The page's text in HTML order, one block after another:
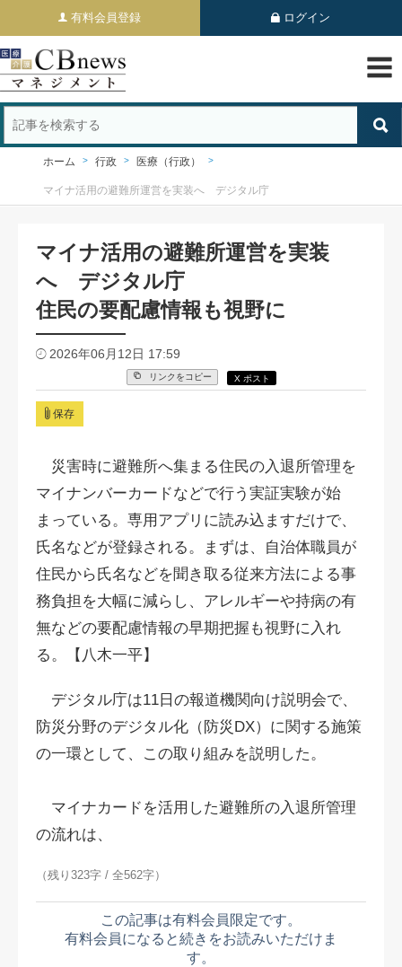
有料会員登録 ログイン
ホーム 行政 医療（行政）
マイナ活用の避難所運営を実装へ デジタル庁
マイナ活用の避難所運営を実装
へ デジタル庁
住民の要配慮情報も視野に
2026年06月12日 17:59
リンクをコピー X ポスト
保存
災害時に避難所へ集まる住民の入退所管理を
マイナンバーカードなどで行う実証実験が始
まっている。専用アプリに読み込ますだけで、
氏名などが登録される。まずは、自治体職員が
住民から氏名などを聞き取る従来方法による事
務負担を大幅に減らし、アレルギーや持病の有
無などの要配慮情報の早期把握も視野に入れ
る。【八木一平】
デジタル庁は11日の報道機関向け説明会で、
防災分野のデジタル化（防災DX）に関する施策
の一環として、この取り組みを説明した。
マイナカードを活用した避難所の入退所管理
の流れは、
（残り323字 / 全562字）
この記事は有料会員限定です。
有料会員になると続きをお読みいただけま
す。